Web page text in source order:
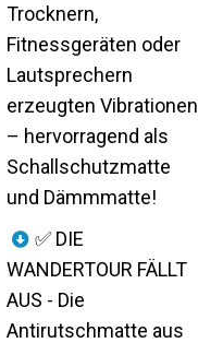
Trocknern,
Fitnessgeräten oder
Lautsprechern
erzeugten Vibrationen
– hervorragend als
Schallschutzmatte
und Dämmmatte!
✅ DIE
WANDERTOUR FÄLLT
AUS - Die
Antirutschmatte aus